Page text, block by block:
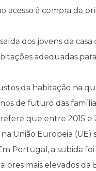
acesso à compra da
dos jovens da casa
adequadas
da habitação na
de futuro das
que entre 2015 e
na União Europeia (UE)
Portugal, a subida foi
mais elevados da